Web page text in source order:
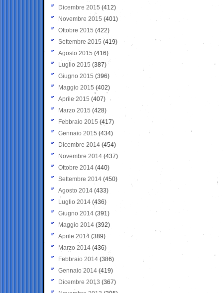
Dicembre 2015 (412)
Novembre 2015 (401)
Ottobre 2015 (422)
Settembre 2015 (419)
Agosto 2015 (416)
Luglio 2015 (387)
Giugno 2015 (396)
Maggio 2015 (402)
Aprile 2015 (407)
Marzo 2015 (428)
Febbraio 2015 (417)
Gennaio 2015 (434)
Dicembre 2014 (454)
Novembre 2014 (437)
Ottobre 2014 (440)
Settembre 2014 (450)
Agosto 2014 (433)
Luglio 2014 (436)
Giugno 2014 (391)
Maggio 2014 (392)
Aprile 2014 (389)
Marzo 2014 (436)
Febbraio 2014 (386)
Gennaio 2014 (419)
Dicembre 2013 (367)